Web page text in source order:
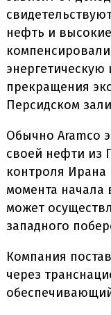
нефть и
энергетическую
прекращения
Персидском
Обычно Aramco
своей нефти из
контроля
момента
может
западного
Компания
через